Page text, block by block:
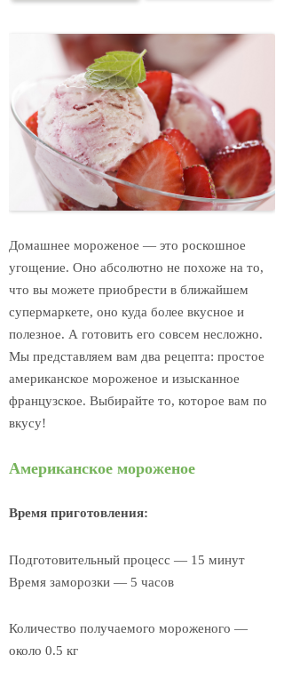
Домашнее мороженое — это роскошное
угощение. Оно абсолютно не похоже на то,
что вы можете приобрести в ближайшем
супермаркете, оно куда более вкусное и
полезное. А готовить его совсем несложно.
Мы представляем вам два рецепта: простое
американское мороженое и изысканное
французское. Выбирайте то, которое вам по
вкусу!
Американское мороженое
Время приготовления:
Подготовительный процесс — 15 минут
Время заморозки — 5 часов
Количество получаемого мороженого —
около 0.5 кг